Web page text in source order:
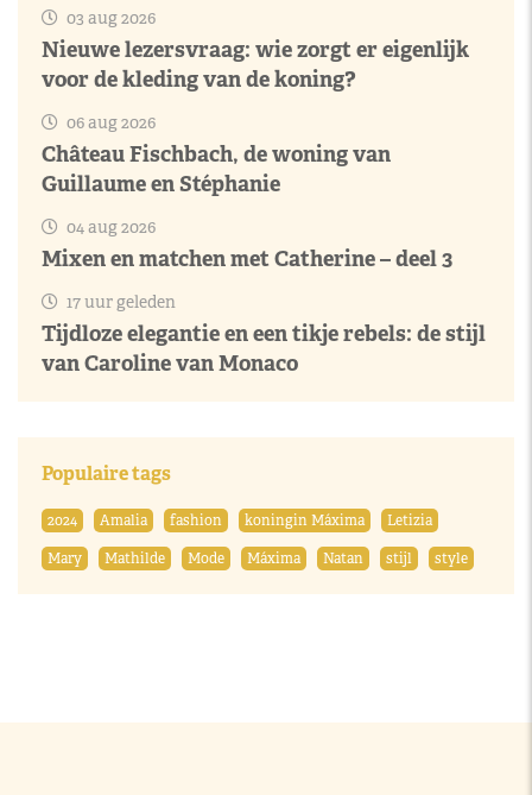
03 aug 2026
Nieuwe lezersvraag: wie zorgt er eigenlijk
voor de kleding van de koning?
06 aug 2026
Château Fischbach, de woning van
Guillaume en Stéphanie
04 aug 2026
Mixen en matchen met Catherine – deel 3
17 uur geleden
Tijdloze elegantie en een tikje rebels: de stijl
van Caroline van Monaco
Populaire tags
2024 Amalia fashion koningin Máxima
Letizia
Mary
Mathilde Mode Máxima Natan stijl style